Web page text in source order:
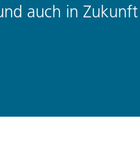
auch in